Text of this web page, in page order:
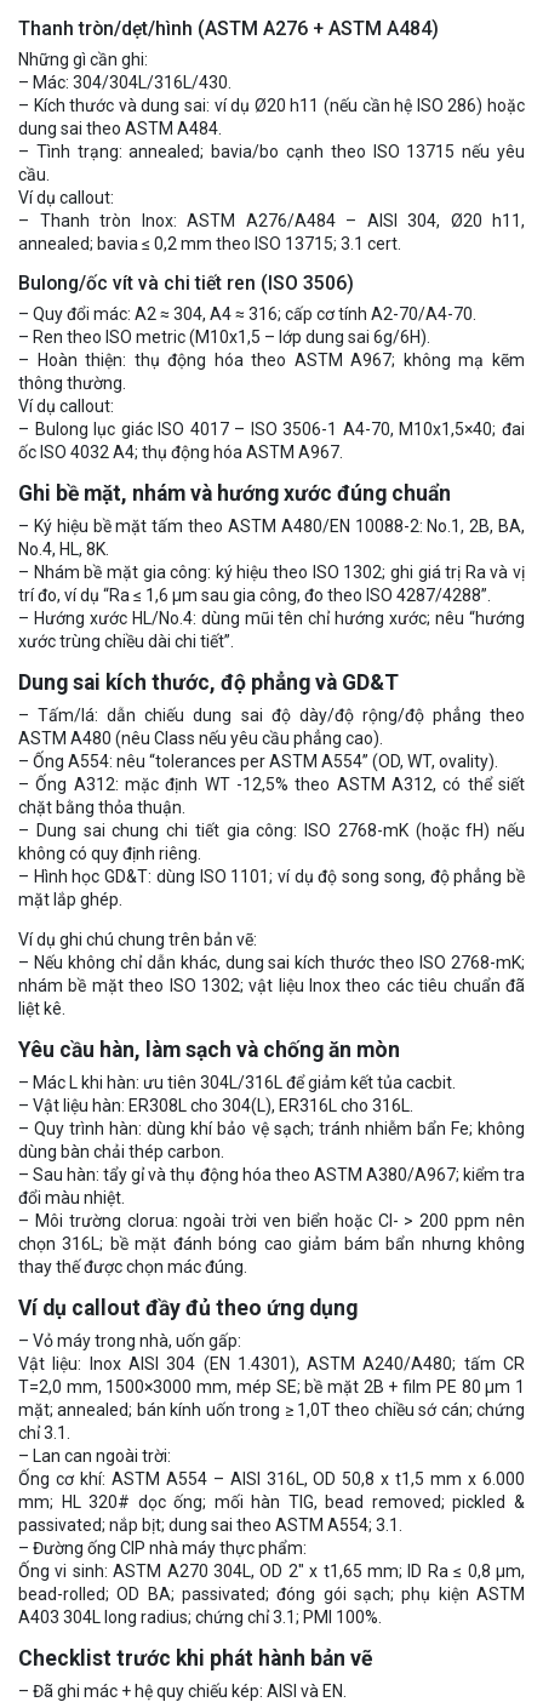
Thanh tròn/dẹt/hình (ASTM A276 + ASTM A484)
Những gì cần ghi:
– Mác: 304/304L/316L/430.
– Kích thước và dung sai: ví dụ Ø20 h11 (nếu cần hệ ISO 286) hoặc
dung sai theo ASTM A484.
– Tình trạng: annealed; bavia/bo cạnh theo ISO 13715 nếu yêu
cầu.
Ví dụ callout:
– Thanh tròn Inox: ASTM A276/A484 – AISI 304, Ø20 h11,
annealed; bavia ≤ 0,2 mm theo ISO 13715; 3.1 cert.
Bulong/ốc vít và chi tiết ren (ISO 3506)
– Quy đổi mác: A2 ≈ 304, A4 ≈ 316; cấp cơ tính A2-70/A4-70.
– Ren theo ISO metric (M10x1,5 – lớp dung sai 6g/6H).
– Hoàn thiện: thụ động hóa theo ASTM A967; không mạ kẽm
thông thường.
Ví dụ callout:
– Bulong lục giác ISO 4017 – ISO 3506-1 A4-70, M10x1,5×40; đai
ốc ISO 4032 A4; thụ động hóa ASTM A967.
Ghi bề mặt, nhám và hướng xước đúng chuẩn
– Ký hiệu bề mặt tấm theo ASTM A480/EN 10088-2: No.1, 2B, BA,
No.4, HL, 8K.
– Nhám bề mặt gia công: ký hiệu theo ISO 1302; ghi giá trị Ra và vị
trí đo, ví dụ “Ra ≤ 1,6 µm sau gia công, đo theo ISO 4287/4288”.
– Hướng xước HL/No.4: dùng mũi tên chỉ hướng xước; nêu “hướng
xước trùng chiều dài chi tiết”.
Dung sai kích thước, độ phẳng và GD&T
– Tấm/lá: dẫn chiếu dung sai độ dày/độ rộng/độ phẳng theo
ASTM A480 (nêu Class nếu yêu cầu phẳng cao).
– Ống A554: nêu “tolerances per ASTM A554” (OD, WT, ovality).
– Ống A312: mặc định WT -12,5% theo ASTM A312, có thể siết
chặt bằng thỏa thuận.
– Dung sai chung chi tiết gia công: ISO 2768-mK (hoặc fH) nếu
không có quy định riêng.
– Hình học GD&T: dùng ISO 1101; ví dụ độ song song, độ phẳng bề
mặt lắp ghép.
Ví dụ ghi chú chung trên bản vẽ:
– Nếu không chỉ dẫn khác, dung sai kích thước theo ISO 2768-mK;
nhám bề mặt theo ISO 1302; vật liệu Inox theo các tiêu chuẩn đã
liệt kê.
Yêu cầu hàn, làm sạch và chống ăn mòn
– Mác L khi hàn: ưu tiên 304L/316L để giảm kết tủa cacbit.
– Vật liệu hàn: ER308L cho 304(L), ER316L cho 316L.
– Quy trình hàn: dùng khí bảo vệ sạch; tránh nhiễm bẩn Fe; không
dùng bàn chải thép carbon.
– Sau hàn: tẩy gỉ và thụ động hóa theo ASTM A380/A967; kiểm tra
đổi màu nhiệt.
– Môi trường clorua: ngoài trời ven biển hoặc Cl- > 200 ppm nên
chọn 316L; bề mặt đánh bóng cao giảm bám bẩn nhưng không
thay thế được chọn mác đúng.
Ví dụ callout đầy đủ theo ứng dụng
– Vỏ máy trong nhà, uốn gấp:
Vật liệu: Inox AISI 304 (EN 1.4301), ASTM A240/A480; tấm CR
T=2,0 mm, 1500×3000 mm, mép SE; bề mặt 2B + film PE 80 µm 1
mặt; annealed; bán kính uốn trong ≥ 1,0T theo chiều sớ cán; chứng
chỉ 3.1.
– Lan can ngoài trời:
Ống cơ khí: ASTM A554 – AISI 316L, OD 50,8 x t1,5 mm x 6.000
mm; HL 320# dọc ống; mối hàn TIG, bead removed; pickled &
passivated; nắp bịt; dung sai theo ASTM A554; 3.1.
– Đường ống CIP nhà máy thực phẩm:
Ống vi sinh: ASTM A270 304L, OD 2″ x t1,65 mm; ID Ra ≤ 0,8 µm,
bead-rolled; OD BA; passivated; đóng gói sạch; phụ kiện ASTM
A403 304L long radius; chứng chỉ 3.1; PMI 100%.
Checklist trước khi phát hành bản vẽ
– Đã ghi mác + hệ quy chiếu kép: AISI và EN.